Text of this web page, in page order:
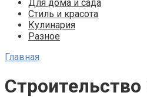
Для дома и сада
Стиль и красота
Кулинария
Разное
Главная